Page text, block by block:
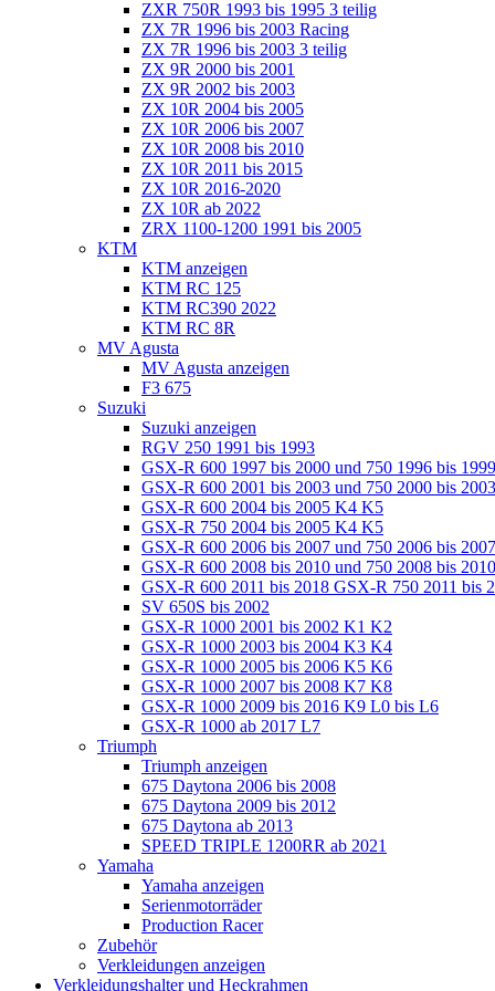
ZXR 750R 1993 bis 1995 3 teilig
ZX 7R 1996 bis 2003 Racing
ZX 7R 1996 bis 2003 3 teilig
ZX 9R 2000 bis 2001
ZX 9R 2002 bis 2003
ZX 10R 2004 bis 2005
ZX 10R 2006 bis 2007
ZX 10R 2008 bis 2010
ZX 10R 2011 bis 2015
ZX 10R 2016-2020
ZX 10R ab 2022
ZRX 1100-1200 1991 bis 2005
KTM
KTM anzeigen
KTM RC 125
KTM RC390 2022
KTM RC 8R
MV Agusta
MV Agusta anzeigen
F3 675
Suzuki
Suzuki anzeigen
RGV 250 1991 bis 1993
GSX-R 600 1997 bis 2000 und 750 1996 bis 1999
GSX-R 600 2001 bis 2003 und 750 2000 bis
GSX-R 600 2004 bis 2005 K4 K5
GSX-R 750 2004 bis 2005 K4 K5
GSX-R 600 2006 bis 2007 und 750 2006 bis
GSX-R 600 2008 bis 2010 und 750 2008 bis
GSX-R 600 2011 bis 2018 GSX-R 750 2011 bis
SV 650S bis 2002
GSX-R 1000 2001 bis 2002 K1 K2
GSX-R 1000 2003 bis 2004 K3 K4
GSX-R 1000 2005 bis 2006 K5 K6
GSX-R 1000 2007 bis 2008 K7 K8
GSX-R 1000 2009 bis 2016 K9 L0 bis L6
GSX-R 1000 ab 2017 L7
Triumph
Triumph anzeigen
675 Daytona 2006 bis 2008
675 Daytona 2009 bis 2012
675 Daytona ab 2013
SPEED TRIPLE 1200RR ab 2021
Yamaha
Yamaha anzeigen
Serienmotorräder
Production Racer
Zubehör
Verkleidungen anzeigen
Verkleidungshalter und Heckrahmen